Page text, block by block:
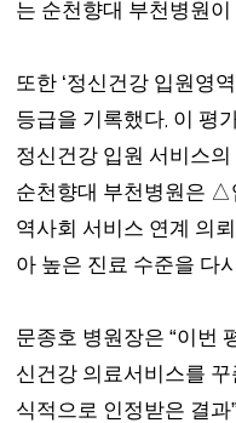
는 순천향대 부천병원
또한 ‘정신건강 입원영
등급을 기록했다. 이 평
정신건강 입원 서비스
순천향대 부천병원은 △
역사회 서비스 연계 의
아 높은 진료 수준을 다
문종호 병원장은“이번
신건강 의료서비스를
식적으로 인정받은 결과”